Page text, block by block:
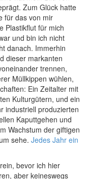
Zum Glück hatte
für das von mir
Plastikflut für mich
und bin ich nicht
danach. Immerhin
dieser markanten
trennen,
Müllkippen wühlen,
Ein Zeitalter mit
Kulturgütern, und ein
industriell produzierten
Kaputtgehen und
Wachstum der giftigen
sehe. Jedes Jahr ein
bevor ich hier
aber keineswegs